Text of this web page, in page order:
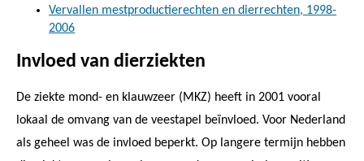
Vervallen mestproductierechten en dierrechten, 1998-
2006
Invloed van dierziekten
De ziekte mond- en klauwzeer (MKZ) heeft in 2001 vooral
lokaal de omvang van de veestapel beïnvloed. Voor Nederland
als geheel was de invloed beperkt. Op langere termijn hebben